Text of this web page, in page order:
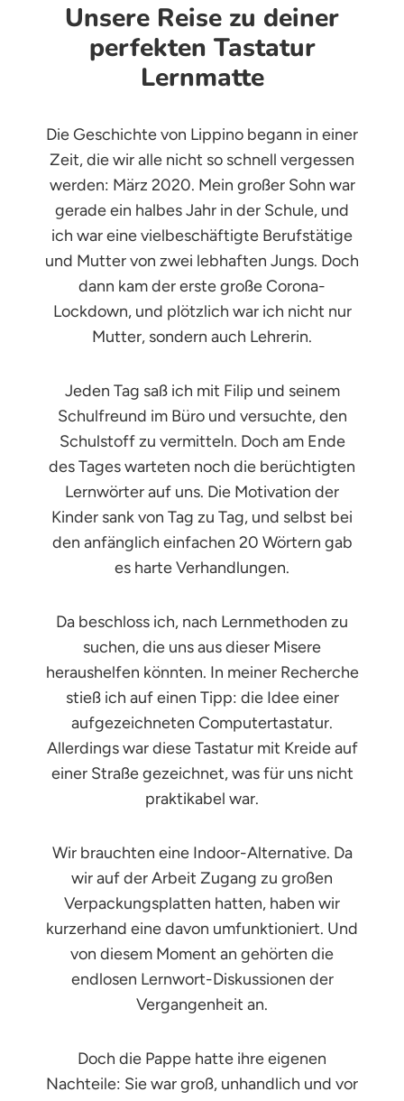
Unsere Reise zu deiner
perfekten Tastatur
Lernmatte
Die Geschichte von Lippino begann in einer
Zeit, die wir alle nicht so schnell vergessen
werden: März 2020. Mein großer Sohn war
gerade ein halbes Jahr in der Schule, und
ich war eine vielbeschäftigte Berufstätige
und Mutter von zwei lebhaften Jungs. Doch
dann kam der erste große Corona-
Lockdown, und plötzlich war ich nicht nur
Mutter, sondern auch Lehrerin.
Jeden Tag saß ich mit Filip und seinem
Schulfreund im Büro und versuchte, den
Schulstoff zu vermitteln. Doch am Ende
des Tages warteten noch die berüchtigten
Lernwörter auf uns. Die Motivation der
Kinder sank von Tag zu Tag, und selbst bei
den anfänglich einfachen 20 Wörtern gab
es harte Verhandlungen.
Da beschloss ich, nach Lernmethoden zu
suchen, die uns aus dieser Misere
heraushelfen könnten. In meiner Recherche
stieß ich auf einen Tipp: die Idee einer
aufgezeichneten Computertastatur.
Allerdings war diese Tastatur mit Kreide auf
einer Straße gezeichnet, was für uns nicht
praktikabel war.
Wir brauchten eine Indoor-Alternative. Da
wir auf der Arbeit Zugang zu großen
Verpackungsplatten hatten, haben wir
kurzerhand eine davon umfunktioniert. Und
von diesem Moment an gehörten die
endlosen Lernwort-Diskussionen der
Vergangenheit an.
Doch die Pappe hatte ihre eigenen
Nachteile: Sie war groß, unhandlich und vor